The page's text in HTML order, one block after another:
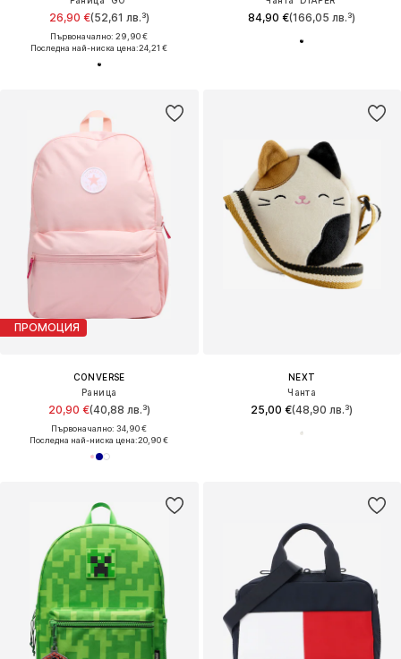
26,90 €(52,61 лв.³)
Първоначално: 29,90 €
Последна най-ниска цена:24,21 €
84,90 €(166,05 лв.³)
ПРОМОЦИЯ
CONVERSE
Раница
20,90 €(40,88 лв.³)
Първоначално: 34,90 €
Последна най-ниска цена:20,90 €
NEXT
Чанта
25,00 €(48,90 лв.³)